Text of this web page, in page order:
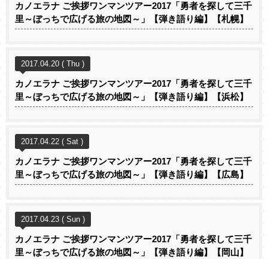
カノエラナ ご挨拶ワンマンツアー2017「勇者を探して三千
里～ぼっちで広げる旅の地図～」【弾き語り編】【札幌】
2017.04.20 ( Thu )
カノエラナ ご挨拶ワンマンツアー2017「勇者を探して三千
里～ぼっちで広げる旅の地図～」【弾き語り編】【浜松】
2017.04.22 ( Sat )
カノエラナ ご挨拶ワンマンツアー2017「勇者を探して三千
里～ぼっちで広げる旅の地図～」【弾き語り編】【広島】
2017.04.23 ( Sun )
カノエラナ ご挨拶ワンマンツアー2017「勇者を探して三千
里～ぼっちで広げる旅の地図～」【弾き語り編】【岡山】